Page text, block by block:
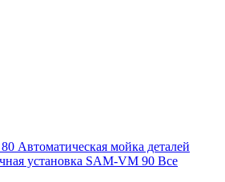
Автоматическая мойка деталей
установка SAM-VM 90 Все